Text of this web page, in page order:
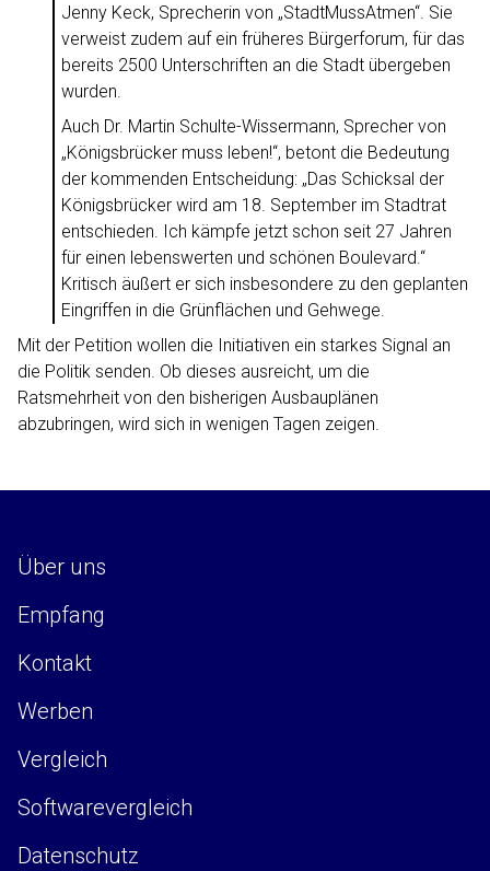
Jenny Keck, Sprecherin von „StadtMussAtmen“. Sie
verweist zudem auf ein früheres Bürgerforum, für das
bereits 2500 Unterschriften an die Stadt übergeben
wurden.
Auch Dr. Martin Schulte-Wissermann, Sprecher von
„Königsbrücker muss leben!“, betont die Bedeutung
der kommenden Entscheidung: „Das Schicksal der
Königsbrücker wird am 18. September im Stadtrat
entschieden. Ich kämpfe jetzt schon seit 27 Jahren
für einen lebenswerten und schönen Boulevard.“
Kritisch äußert er sich insbesondere zu den geplanten
Eingriffen in die Grünflächen und Gehwege.
Mit der Petition wollen die Initiativen ein starkes Signal an
die Politik senden. Ob dieses ausreicht, um die
Ratsmehrheit von den bisherigen Ausbauplänen
abzubringen, wird sich in wenigen Tagen zeigen.
Über uns
Empfang
Kontakt
Werben
Vergleich
Softwarevergleich
Datenschutz